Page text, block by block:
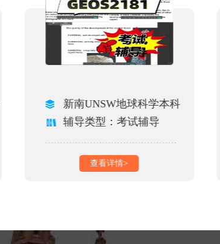
新南UNSW地球科学本科
辅导类型：考试辅导
查看详情>